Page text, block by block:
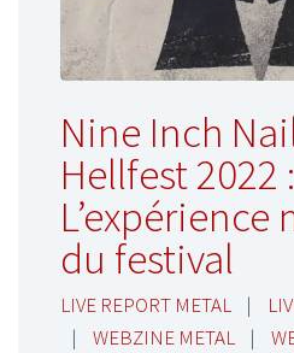
Nine Inch
Hellfest 2022 :
L’expérience
du festival
LIVE REPORT METAL |
|
WEBZINE METAL |